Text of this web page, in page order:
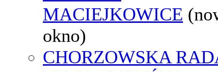
MACIEJKOWICE
okno)
CHORZOWSKA